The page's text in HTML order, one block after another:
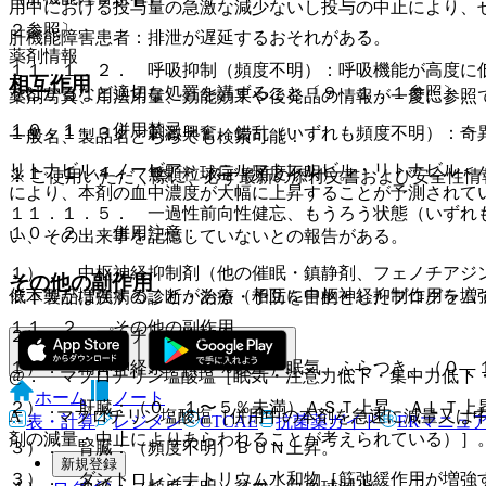
肝機能障害患者：排泄が遅延するおそれがある。
相互作用
１０．１． 併用禁忌：
リトナビル＜ノービア＞、ニルマトレルビル・リトナビル
により、本剤の血中濃度が大幅に上昇することが予測されて
１０．２． 併用注意：
１）． 中枢神経抑制剤（他の催眠・鎮静剤、フェノチアジ
低下等が増強することがある（相互に中枢神経抑制作用を
２）． マプロチリン塩酸塩：
@． マプロチリン塩酸塩［眠気・注意力低下・集中力低下
A． マプロチリン塩酸塩［併用中の本剤を急速に減量又は
剤の減量・中止によりあらわれることが考えられている）］
３）． ダントロレンナトリウム水和物［筋弛緩作用が増
用中における投与量の急激な減少ないし投与の中止により
２参照〕。
１１．１．２． 呼吸抑制（頻度不明）：呼吸機能が高度に
をはかるなど適切な処置を講ずること〔９．１．１参照〕。
１１．１．３． 刺激興奮、錯乱（いずれも頻度不明）：奇
１１．１．４． 無顆粒球症（頻度不明）。
１１．１．５． 一過性前向性健忘、もうろう状態（いずれ
い、その出来事を記憶していないとの報告がある。
その他の副作用
１１．２． その他の副作用
１）． 精神神経系：（５％以上）眠気、ふらつき、（０．
２）． 肝臓：（０．１〜５％未満）ＡＳＴ上昇、ＡＬＴ上
３）． 腎臓：（頻度不明）ＢＵＮ上昇。
薬剤情報
薬剤写真、用法用量、効能効果や後発品の情報が一度に参
一般名、製品名どちらでも検索可能！
※ ご使用いただく際に、必ず最新の添付文書および安全性
※本製品は疾病の診断・治療・予防を目的としたプログラム
ホーム
ノート
表・計算
レジメン CTCAE 抗菌薬ガイド ERマニュ
新規登録